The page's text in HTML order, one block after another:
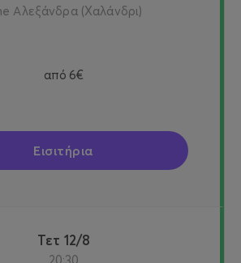
Αλεξάνδρα (Χαλάνδρι)
από 6€
Εισιτήρια
Τετ 12/8